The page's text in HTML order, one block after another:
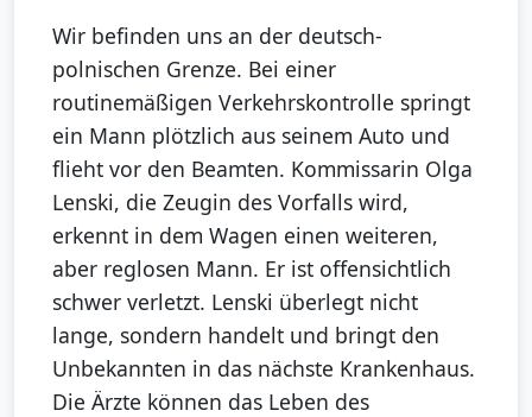
Wir befinden uns an der deutsch-
polnischen Grenze. Bei einer
routinemäßigen Verkehrskontrolle springt
ein Mann plötzlich aus seinem Auto und
flieht vor den Beamten. Kommissarin Olga
Lenski, die Zeugin des Vorfalls wird,
erkennt in dem Wagen einen weiteren,
aber reglosen Mann. Er ist offensichtlich
schwer verletzt. Lenski überlegt nicht
lange, sondern handelt und bringt den
Unbekannten in das nächste Krankenhaus.
Die Ärzte können das Leben des